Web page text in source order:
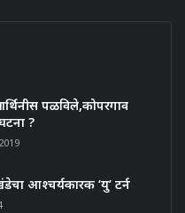
पळविले,कोपरगाव
?
आश्चर्यकारक ‘यु’ टर्न